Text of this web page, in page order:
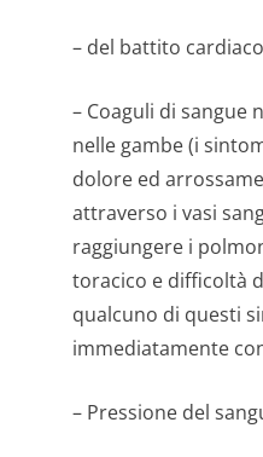
– del battito
– Coaguli di sangue
nelle gambe (i
dolore ed
attraverso i vasi
raggiungere i
toracico e difficoltà
qualcuno di questi
immediatamente
– Pressione del